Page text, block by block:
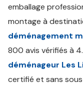
emballage
montage à
déménagement
800 avis vérifiés à
déménageur Les
certifié et sans